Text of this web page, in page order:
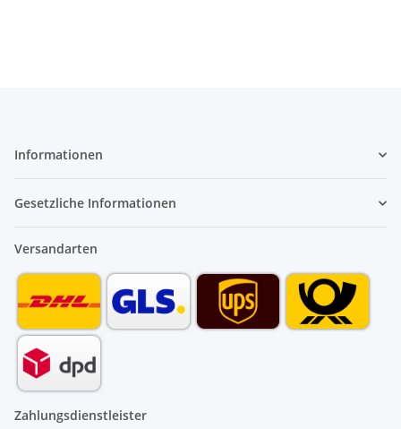
Informationen
Gesetzliche Informationen
Versandarten
Zahlungsdienstleister